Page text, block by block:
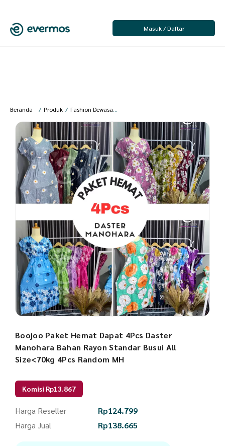
Masuk / Daftar
Beranda / Produk / Fashion Dewasa /
Boojoo Paket Hemat Dapat 4Pcs Daster
Manohara Bahan Rayon Standar Busui All
Size<70kg 4Pcs Random MH
Komisi Rp13.867
Harga Reseller Rp124.799
Harga Jual
Rp138.665